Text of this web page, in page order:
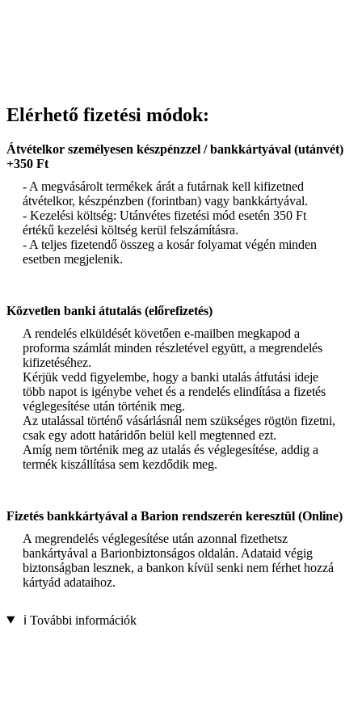
Elérhető fizetési módok:
Átvételkor személyesen készpénzzel / bankkártyával (utánvét)
+350 Ft
- A megvásárolt termékek árát a futárnak kell kifizetned
átvételkor, készpénzben (forintban) vagy bankkártyával.
- Kezelési költség: Utánvétes fizetési mód esetén 350 Ft
értékű kezelési költség kerül felszámításra.
- A teljes fizetendő összeg a kosár folyamat végén minden
esetben megjelenik.
Közvetlen banki átutalás (előrefizetés)
A rendelés elküldését követően e-mailben megkapod a
proforma számlát minden részletével együtt, a megrendelés
kifizetéséhez.
Kérjük vedd figyelembe, hogy a banki utalás átfutási ideje
több napot is igénybe vehet és a rendelés elindítása a fizetés
véglegesítése után történik meg.
Az utalással történő vásárlásnál nem szükséges rögtön fizetni,
csak egy adott határidőn belül kell megtenned ezt.
Amíg nem történik meg az utalás és véglegesítése, addig a
termék kiszállítása sem kezdődik meg.
Fizetés bankkártyával a Barion rendszerén keresztül (Online)
A megrendelés véglegesítése után azonnal fizethetsz
bankártyával a Barionbiztonságos oldalán. Adataid végig
biztonságban lesznek, a bankon kívül senki nem férhet hozzá
kártyád adataihoz.
ℹ️ További információk